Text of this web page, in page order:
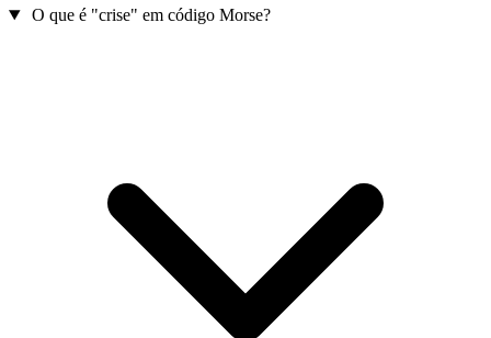
O que é "crise" em código Morse?